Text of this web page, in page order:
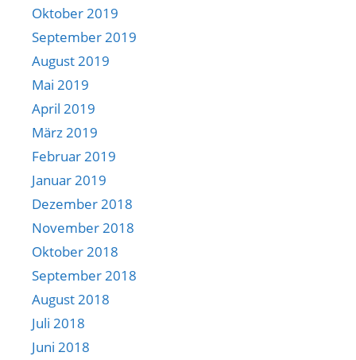
Oktober 2019
September 2019
August 2019
Mai 2019
April 2019
März 2019
Februar 2019
Januar 2019
Dezember 2018
November 2018
Oktober 2018
September 2018
August 2018
Juli 2018
Juni 2018